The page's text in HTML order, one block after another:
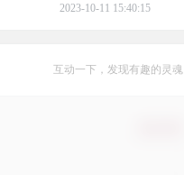
2023-10-11 15:40:15
互动一下，发现有趣的灵魂